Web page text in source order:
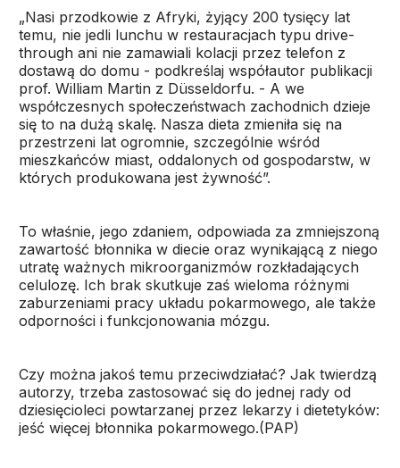
„Nasi przodkowie z Afryki, żyjący 200 tysięcy lat
temu, nie jedli lunchu w restauracjach typu drive-
through ani nie zamawiali kolacji przez telefon z
dostawą do domu - podkreślaj współautor publikacji
prof. William Martin z Düsseldorfu. - A we
współczesnych społeczeństwach zachodnich dzieje
się to na dużą skalę. Nasza dieta zmieniła się na
przestrzeni lat ogromnie, szczególnie wśród
mieszkańców miast, oddalonych od gospodarstw, w
których produkowana jest żywność”.
To właśnie, jego zdaniem, odpowiada za zmniejszoną
zawartość błonnika w diecie oraz wynikającą z niego
utratę ważnych mikroorganizmów rozkładających
celulozę. Ich brak skutkuje zaś wieloma różnymi
zaburzeniami pracy układu pokarmowego, ale także
odporności i funkcjonowania mózgu.
Czy można jakoś temu przeciwdziałać? Jak twierdzą
autorzy, trzeba zastosować się do jednej rady od
dziesięcioleci powtarzanej przez lekarzy i dietetyków:
jeść więcej błonnika pokarmowego.(PAP)